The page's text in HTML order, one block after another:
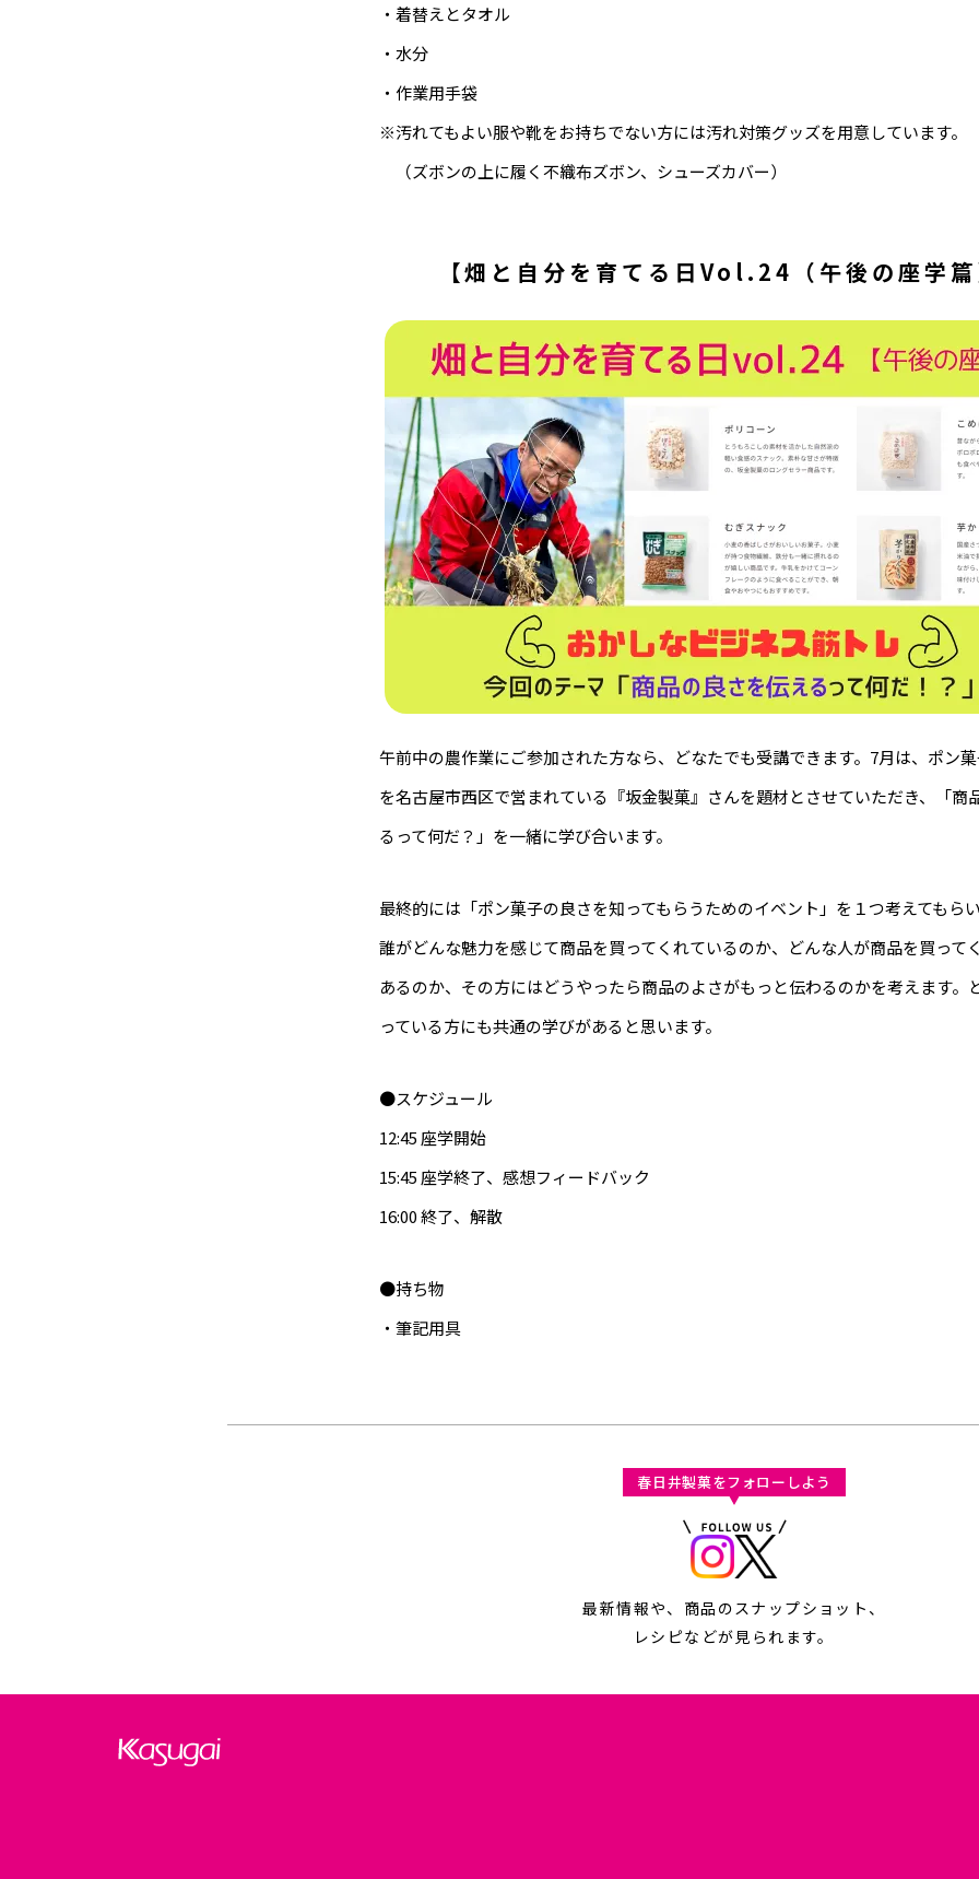
・着替えとタオル
・水分
・作業用手袋
※汚れてもよい服や靴をお持ちでない方には汚れ対策グッズを用意しています。
（ズボンの上に履く不織布ズボン、シューズカバー）
【畑と自分を育てる日Vol.24（午後の座学
午前中の農作業にご参加された方なら、どなたでも受講できます。7月は、ポン
を名古屋市西区で営まれている『坂金製菓』さんを題材とさせていただき、「商
るって何だ？」を一緒に学び合います。
最終的には「ポン菓子の良さを知ってもらうためのイベント」を１つ考えてもら
誰がどんな魅力を感じて商品を買ってくれているのか、どんな人が商品を買って
あるのか、その方にはどうやったら商品のよさがもっと伝わるのかを考えます。
っている方にも共通の学びがあると思います。
●スケジュール
12:45 座学開始
15:45 座学終了、感想フィードバック
16:00 終了、解散
●持ち物
・筆記用具
春日井製菓をフォローしよう
最新情報や、商品のスナップショット、
レシピなどが見られます。